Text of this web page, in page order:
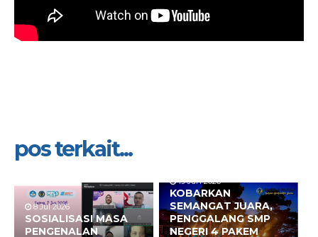
pos terkait...
8 Jul 2026
SOSIALISASI MASA
PENGENALAN
19 Jun 2026
KOBARKAN
SEMANGAT JUARA,
PENGGALANG SMP
NEGERI 4 PAKEM